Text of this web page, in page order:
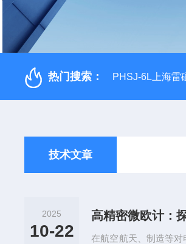
热门搜索： PHSJ-6L上海雷
技术文章
2025
10-22
高精密微欧计：
在航空航天、制造等